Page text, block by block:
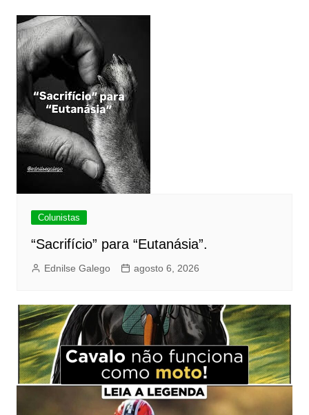
Colunistas
“Sacrifício” para “Eutanásia”.
Ednilse Galego agosto 6, 2026